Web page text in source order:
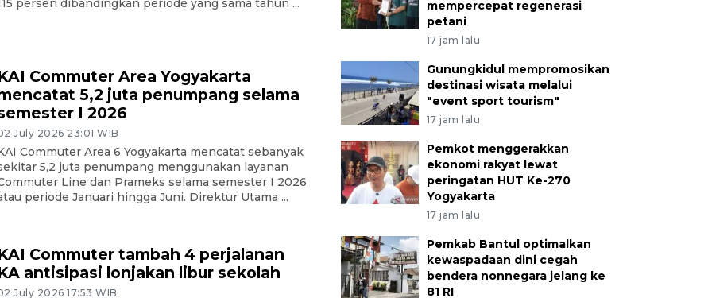
persen dibandingkan periode yang sama tahun ...
Commuter Area Yogyakarta
5,2 juta penumpang selama
I 2026
July 2026 23:01 WIB
Commuter Area 6 Yogyakarta mencatat sebanyak
5,2 juta penumpang menggunakan layanan
Line dan Prameks selama semester I 2026
periode Januari hingga Juni. Direktur Utama ...
Commuter tambah 4 perjalanan
antisipasi lonjakan libur sekolah
July 2026 17:53 WIB
mempercepat regenerasi
petani
17 jam lalu
Gunungkidul mempromosikan
destinasi wisata melalui
"event sport tourism"
17 jam lalu
Pemkot menggerakkan
ekonomi rakyat lewat
peringatan HUT Ke-270
Yogyakarta
17 jam lalu
Pemkab Bantul optimalkan
kewaspadaan dini cegah
bendera nonnegara jelang ke
81 RI